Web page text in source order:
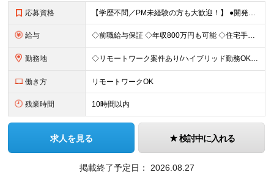
応募資格 【学歴不問／PM未経験の方も大歓迎！】 ●開発エンジニアとしての実務経験をお持ちの方 ～採用担当者より～ 「PM経験が一切ない」という方もご心配なく！ 面接で一番大切にしているのは「これまでどんな業
給与 ◇前職給与保証 ◇年収800万円も可能 ◇住宅手当・賞与年間4か月支給実績あり＋業績により、別途決算賞与あり 【PM・PL候補】 数名規模のチームでの進捗管理や、後輩・メンバーの指導・フォロー経験が
勤務地 ◇リモートワーク案件あり/ハイブリッド勤務OK 【本社】東京都豊島区高田3-14-29 KDX高田馬場ビル2F ┗都内、神奈川県のプロジェクト先での勤務もございます。 ＜プロジェクト先エリア例＞
働き方 リモートワークOK
残業時間 10時間以内
求人を見る 検討中に入れる
掲載終了予定日： 2026.08.27